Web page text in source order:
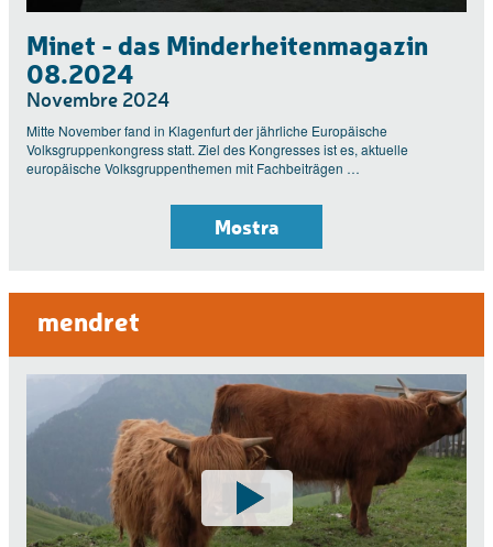
Minet - das Minderheitenmagazin
08.2024
Novembre 2024
Mitte November fand in Klagenfurt der jährliche Europäische
Volksgruppenkongress statt. Ziel des Kongresses ist es, aktuelle
europäische Volksgruppenthemen mit Fachbeiträgen …
Mostra
mendret